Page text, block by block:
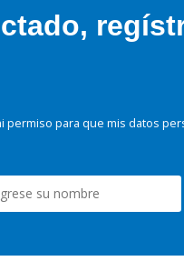
permiso para que mis datos